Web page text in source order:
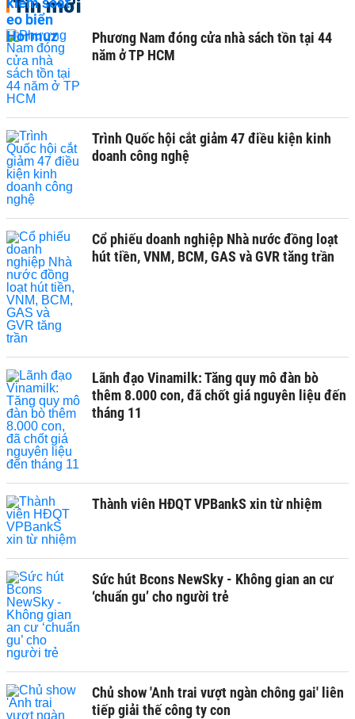
Tin mới
Phương Nam đóng cửa nhà sách tồn tại 44
năm ở TP HCM
Trình Quốc hội cắt giảm 47 điều kiện kinh
doanh công nghệ
Cổ phiếu doanh nghiệp Nhà nước đồng loạt
hút tiền, VNM, BCM, GAS và GVR tăng trần
Lãnh đạo Vinamilk: Tăng quy mô đàn bò
thêm 8.000 con, đã chốt giá nguyên liệu đến
tháng 11
Thành viên HĐQT VPBankS xin từ nhiệm
Sức hút Bcons NewSky - Không gian an cư
‘chuẩn gu’ cho người trẻ
Chủ show 'Anh trai vượt ngàn chông gai' liên
tiếp giải thế công ty con